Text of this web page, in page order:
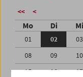
<< <
Mo Di Mi
01 02 03
08
09 10
15
16 17